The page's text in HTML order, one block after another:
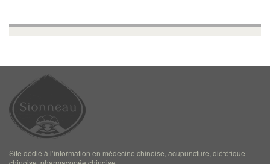
Site dédié à l’information en médecine chinoise, acupuncture, diététique